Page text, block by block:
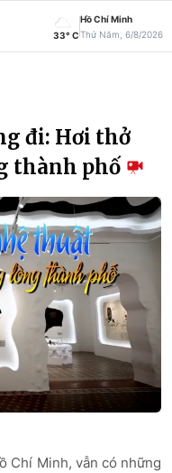
33° C
Hồ Chí Minh
Thứ Năm, 6/8/2026
đi: Hơi thở
thành phố
Chí Minh, vẫn có những